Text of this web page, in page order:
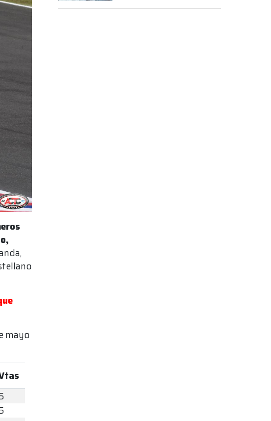
mayo
Fórmula 1